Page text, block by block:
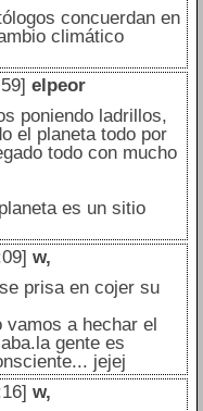
concuerdan en
climático
elpeor
poniendo ladrillos,
el planeta todo por
todo con mucho
es un sitio
w,
prisa en cojer su
a hechar el
gente es
jejej
w,